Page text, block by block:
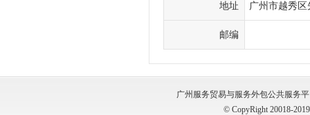
地址 广州市越秀区
邮编
广州服务贸易与服务外包公共服务平
© CopyRight 20018-